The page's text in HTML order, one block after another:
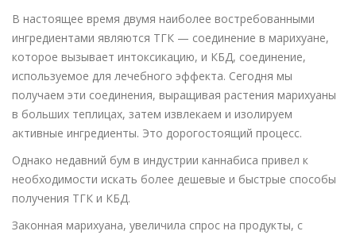
В настоящее время двумя наиболее востребованными
ингредиентами являются TГК — соединение в марихуане,
которое вызывает интоксикацию, и КБД, соединение,
используемое для лечебного эффекта. Сегодня мы
получаем эти соединения, выращивая растения марихуаны
в больших теплицах, затем извлекаем и изолируем
активные ингредиенты. Это дорогостоящий процесс.
Однако недавний бум в индустрии каннабиса привел к
необходимости искать более дешевые и быстрые способы
получения ТГК и КБД.
Законная марихуана, увеличила спрос на продукты, с